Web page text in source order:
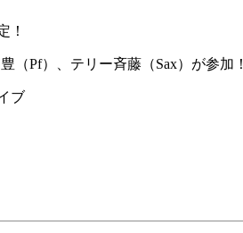
！
（Pf）、テリー斉藤（Sax）が参加！
ブ